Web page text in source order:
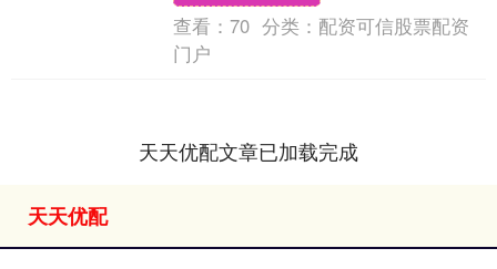
查看： 70 分类： 配资可信股票配资
门户
天天优配文章已加载完成
天天优配